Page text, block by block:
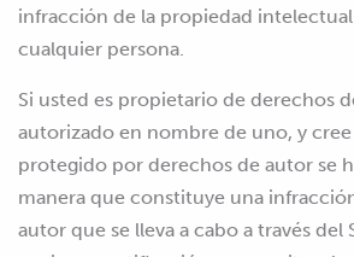
infracción de la propiedad
cualquier persona.
Si usted es propietario de derechos
autorizado en nombre de uno, y
protegido por derechos de autor se
manera que constituye una
autor que se lleva a cabo a través del